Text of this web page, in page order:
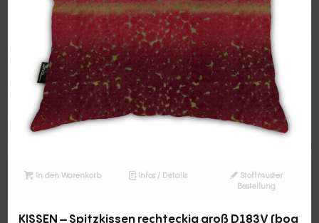
In den Warenkorb Infos / Details
Stoffmuster
Bestellung
KISSEN – Spitzkissen rechteckig groß D183V (boa